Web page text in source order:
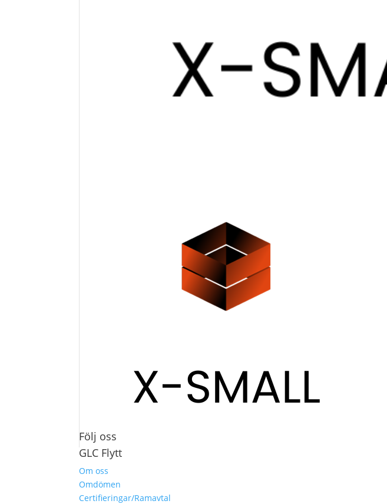
Följ oss
GLC Flytt
Om oss
Omdömen
Certifieringar/Ramavtal